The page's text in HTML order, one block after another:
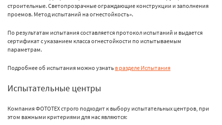
строительные. Светопрозрачные ограждающие конструкции и заполнения
проемов. Метод испытаний на огнестойкость».
По результатам испытания составляется протокол испытаний и выдается
сертификат с указанием класса огнестойкости по испытываемым
параметрам.
Подробнее об испытания можно узнать в разделе Испытания
Испытательные центры
Компания ФОТОТЕХ строго подходит к выбору испытательных центров, при
этом важными критериями для нас являются: